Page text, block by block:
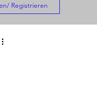
Registrieren